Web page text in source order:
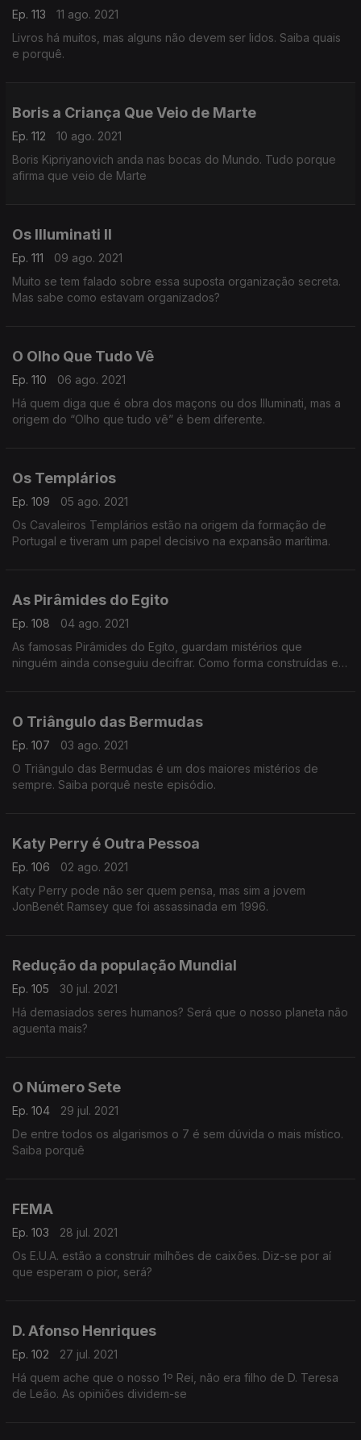
Ep. 113
11 ago. 2021
Livros há muitos, mas alguns não devem ser lidos. Saiba quais
e porquê.
Boris a Criança Que Veio de Marte
Ep. 112
10 ago. 2021
Boris Kipriyanovich anda nas bocas do Mundo. Tudo porque
afirma que veio de Marte
Os Illuminati II
Ep. 111
09 ago. 2021
Muito se tem falado sobre essa suposta organização secreta.
Mas sabe como estavam organizados?
O Olho Que Tudo Vê
Ep. 110
06 ago. 2021
Há quem diga que é obra dos maçons ou dos Illuminati, mas a
origem do “Olho que tudo vê” é bem diferente.
Os Templários
Ep. 109
05 ago. 2021
Os Cavaleiros Templários estão na origem da formação de
Portugal e tiveram um papel decisivo na expansão marítima.
As Pirâmides do Egito
Ep. 108
04 ago. 2021
As famosas Pirâmides do Egito, guardam mistérios que
ninguém ainda conseguiu decifrar. Como forma construídas e
O Triângulo das Bermudas
Ep. 107
03 ago. 2021
O Triângulo das Bermudas é um dos maiores mistérios de
sempre. Saiba porquê neste episódio.
Katy Perry é Outra Pessoa
Ep. 106
02 ago. 2021
Katy Perry pode não ser quem pensa, mas sim a jovem
JonBenét Ramsey que foi assassinada em 1996.
Redução da população Mundial
Ep. 105
30 jul. 2021
Há demasiados seres humanos? Será que o nosso planeta não
aguenta mais?
O Número Sete
Ep. 104
29 jul. 2021
De entre todos os algarismos o 7 é sem dúvida o mais místico.
Saiba porquê
FEMA
Ep. 103
28 jul. 2021
Os E.U.A. estão a construir milhões de caixões. Diz-se por aí
que esperam o pior, será?
D. Afonso Henriques
Ep. 102
27 jul. 2021
Há quem ache que o nosso 1º Rei, não era filho de D. Teresa
de Leão. As opiniões dividem-se